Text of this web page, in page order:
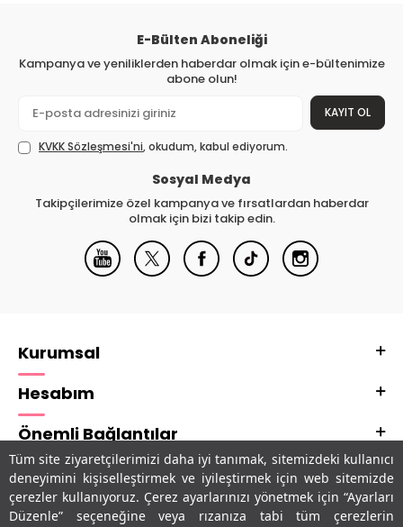
Tüm site ziyaretçilerimizi daha iyi tanımak, sitemizdeki kullanıcı
deneyimini kişiselleştirmek ve iyileştirmek için web sitemizde
çerezler kullanıyoruz. Çerez ayarlarınızı yönetmek için “Ayarları
Düzenle” seçeneğine veya rızanıza tabi tüm çerezlerin
E-Bülten Aboneliği
Kampanya ve yeniliklerden haberdar olmak için e-bültenimize
abone olun!
KAYIT OL
KVKK Sözleşmesi'ni, okudum, kabul ediyorum.
Sosyal Medya
Takipçilerimize özel kampanya ve fırsatlardan haberdar
olmak için bizi takip edin.
Kurumsal
Hesabım
Önemli Bağlantılar
Adres & İletişim
Uygulamalarımız